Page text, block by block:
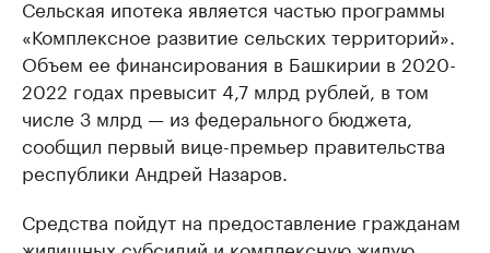
Сельская ипотека является частью программы
«Комплексное развитие сельских территорий».
Объем ее финансирования в Башкирии в 2020-
2022 годах превысит 4,7 млрд рублей, в том
числе 3 млрд — из федерального бюджета,
сообщил первый вице-премьер правительства
республики Андрей Назаров.
Средства пойдут на предоставление гражданам